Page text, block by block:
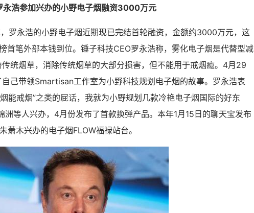
永浩参加兴办的小野电子烟融资3000万元
罗永浩的小野电子烟近期现已完结首轮融资，金额约3000万元，这
首笔外部本钱到位。锤子科技CEO罗永浩称，雾化电子烟是代替型减
统烟草，消除传统烟草的大部分损害，但不能用于戒烟瘾。4月29
己带领Smartisan工作室为小野科技规划电子烟的故事。罗永浩表
能戒烟”之类的屁话，我就为小野规划几款冷艳电子烟国际的好东
洲等人兴办，4月份发布了首款换弹产品。本年1月15日的聊天宝发布
萧木兴办的电子烟FLOW福禄站台。